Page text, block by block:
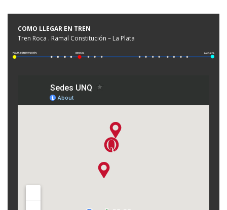
COMO LLEGAR EN TREN
Tren Roca . Ramal Constitución – La Plata